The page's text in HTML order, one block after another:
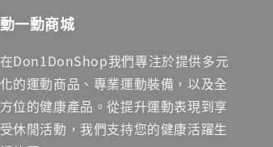
動一動商城
在Don1DonShop我們專注於提供多元
化的運動商品、專業運動裝備，以及全
方位的健康產品。從提升運動表現到享
受休閒活動，我們支持您的健康活躍生